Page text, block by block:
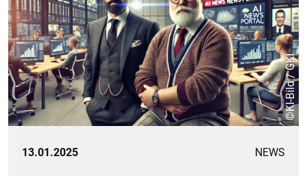
©KI-Bild / GKI
13.01.2025 NEWS